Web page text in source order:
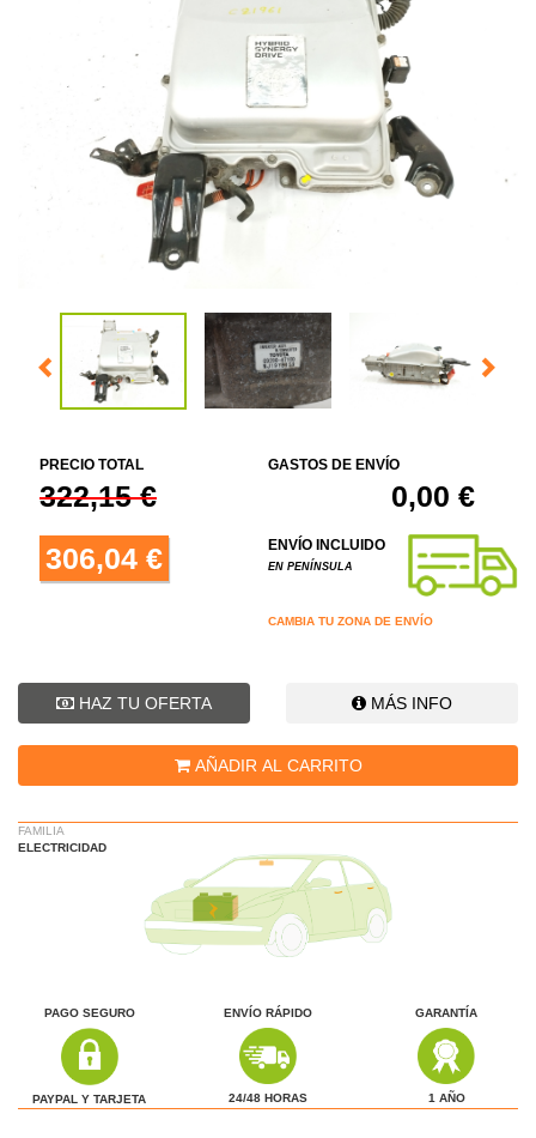
PRECIO TOTAL
322,15 €
306,04 €
GASTOS DE ENVÍO
0,00 €
ENVÍO INCLUIDO
EN PENÍNSULA
CAMBIA TU ZONA DE ENVÍO
HAZ TU OFERTA MÁS INFO
AÑADIR AL CARRITO
FAMILIA
ELECTRICIDAD
PAGO SEGURO
PAYPAL Y TARJETA
ENVÍO RÁPIDO
24/48 HORAS
GARANTÍA
1 AÑO